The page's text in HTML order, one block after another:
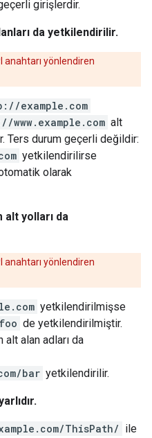
girişlerdir.
da yetkilendirilir.
anahtarı yönlendiren
example.com
www.example.com alt
Ters durum geçerli değildir:
yetkilendirilirse
olarak
yolları da
anahtarı yönlendiren
yetkilendirilmişse
de yetkilendirilmiştir.
alt alan adları da
bar yetkilendirilir.
ThisPath/ ile